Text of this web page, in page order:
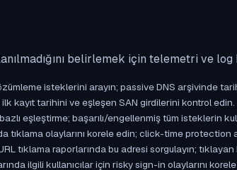
belirlemek için telemetri ve
isteklerini arayın; passive DNS arşivinde
kayıt tarihini ve eşleşen SAN girdilerini kontrol edin.
eşleştirme; başarılı/engellenmiş tüm isteklerin
tıklama olaylarını korele edin; click-time protection
tıklama raporlarında bu adresi sorgulayın; tıklayan
ilgili kullanıcılar için risky sign-in olaylarını